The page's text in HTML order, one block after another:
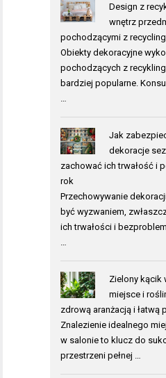
Design z
wnętrz
pochodzącymi z
Obiekty dekoracyjne
pochodzących z
bardziej popularne.
Jak
dekoracje
zachować ich trwałość i
rok
Przechowywanie
być wyzwaniem,
ich trwałości i
Zielony kącik
miejsce i
zdrową aranżacją i łatwą
Znalezienie idealnego
w salonie to klucz do
przestrzeni pełnej …